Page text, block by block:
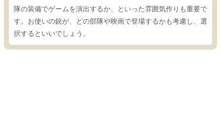
隊の装備でゲームを演出するか、といった雰囲気作りも重要で
す。お使いの銃が、どの部隊や映画で登場するかも考慮し、選
択するといいでしょう。